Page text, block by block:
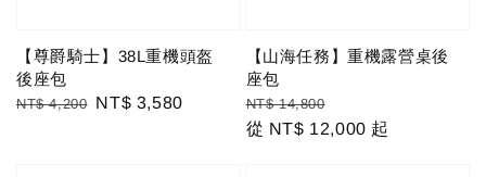
【尊爵騎士】38L重機頭盔
後座包
Regular
NT$ 4,200 Sale
NT$ 3,580
【山海任務】重機露營桌後
座包
Regular
price
NT$ 14,800
price
從 NT$ 12,000 起